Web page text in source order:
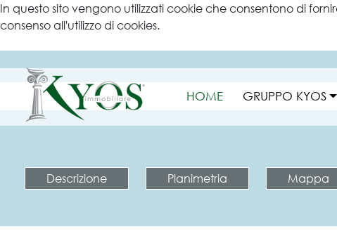
In questo sito vengono utilizzati cookie che consentono di
consenso all'utilizzo di cookies.
HOME GRUPPO KYOS
Descrizione Planimetria Mappa